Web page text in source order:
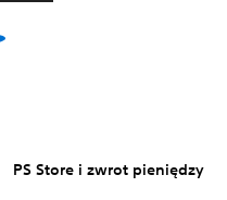
PS Store i zwrot pieniędzy